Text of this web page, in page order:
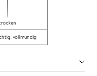
vollmundig